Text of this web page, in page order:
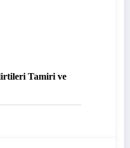
Tamiri ve